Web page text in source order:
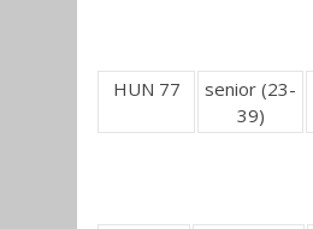
HUN 77
senior (23-
39)